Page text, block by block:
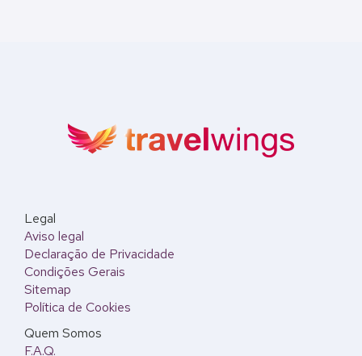
Legal
Aviso legal
Declaração de Privacidade
Condições Gerais
Sitemap
Política de Cookies
Quem Somos
F.A.Q.